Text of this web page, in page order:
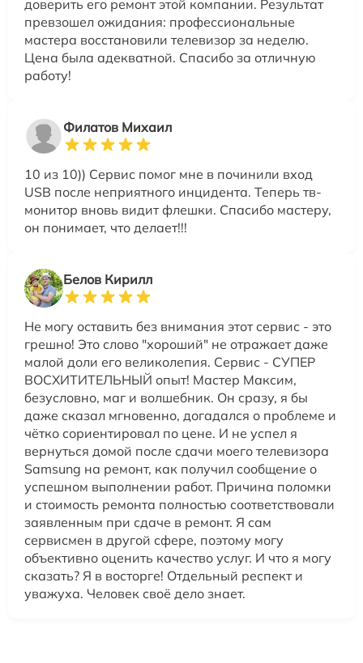
доверить его ремонт этой компании. Результат
превзошел ожидания: профессиональные
мастера восстановили телевизор за неделю.
Цена была адекватной. Спасибо за отличную
работу!
Филатов Михаил
10 из 10)) Сервис помог мне в починили вход
USB после неприятного инцидента. Теперь тв-
монитор вновь видит флешки. Спасибо мастеру,
он понимает, что делает!!!
Белов Кирилл
Не могу оставить без внимания этот сервис - это
грешно! Это слово "хороший" не отражает даже
малой доли его великолепия. Сервис - СУПЕР
ВОСХИТИТЕЛЬНЫЙ опыт! Мастер Максим,
безусловно, маг и волшебник. Он сразу, я бы
даже сказал мгновенно, догадался о проблеме и
чётко сориентировал по цене. И не успел я
вернуться домой после сдачи моего телевизора
Samsung на ремонт, как получил сообщение о
успешном выполнении работ. Причина поломки
и стоимость ремонта полностью соответствовали
заявленным при сдаче в ремонт. Я сам
сервисмен в другой сфере, поэтому могу
объективно оценить качество услуг. И что я могу
сказать? Я в восторге! Отдельный респект и
уважуха. Человек своё дело знает.